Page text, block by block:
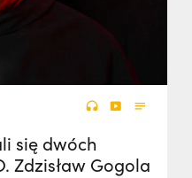
się dwóch
Zdzisław Gogola